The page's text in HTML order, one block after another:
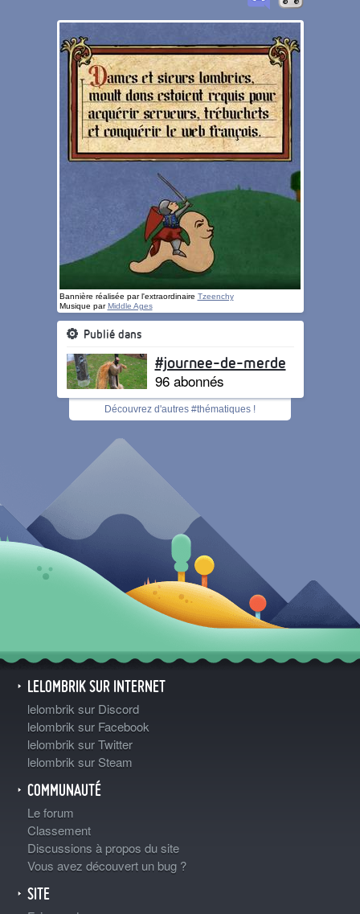
Bannière réalisée par l'extraordinaire Tzeenchy
Musique parMiddle Ages
Publié dans
#journee-de-merde
96 abonnés
Découvrez d'autres #thématiques !
LELOMBRIK SUR INTERNET
lelombrik sur Discord
lelombrik sur Facebook
lelombrik sur Twitter
lelombrik sur Steam
COMMUNAUTÉ
Le forum
Classement
Discussions à propos du site
Vous avez découvert un bug ?
SITE